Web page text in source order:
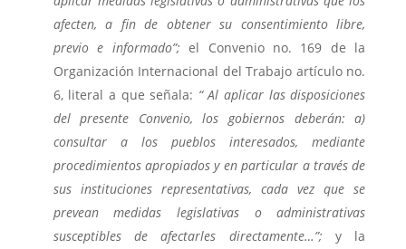
afecten, a fin de obtener su consentimiento libre,
previo e informado”;el Convenio no. 169 de la
Organización Internacional del Trabajo artículo no.
6, literal a que señala: “ Al aplicar las disposiciones
del presente Convenio, los gobiernos deberán: a)
consultar a los pueblos interesados, mediante
procedimientos apropiados y en particular a través de
sus instituciones representativas, cada vez que se
prevean medidas legislativas o administrativas
susceptibles de afectarles directamente…”; y la